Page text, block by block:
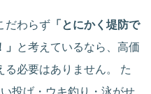
だわらず 「とにかく堤防で
と考えているなら、高価
る必要はありません。 た
投げ・ウキ釣り・泳がせ